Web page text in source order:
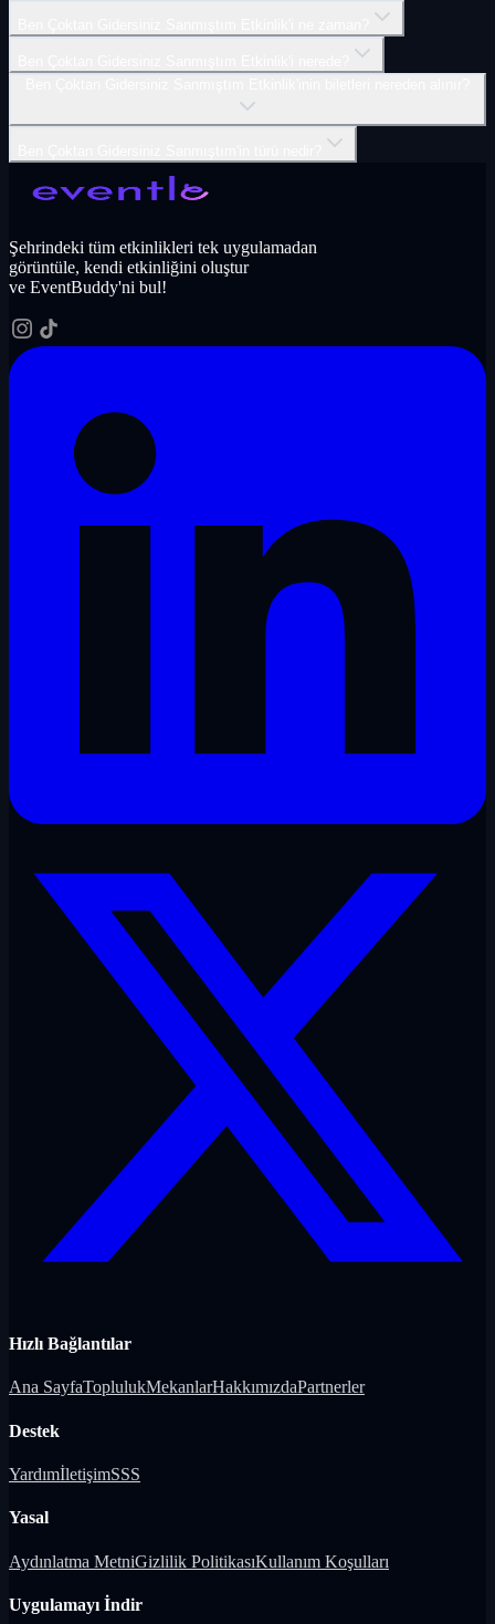
Şehrindeki tüm etkinlikleri tek uygulamadan
görüntüle, kendi etkinliğini oluştur
ve EventBuddy'ni bul!
Hızlı Bağlantılar
Ana SayfaToplulukMekanlarHakkımızdaPartnerler
Destek
YardımİletişimSSS
Yasal
Aydınlatma MetniGizlilik PolitikasıKullanım Koşulları
Uygulamayı İndir